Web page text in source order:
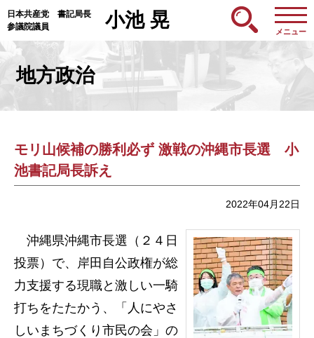
日本共産党 書記局長
参議院議員
小池 晃
メニュー
地方政治
モリ山候補の勝利必ず 激戦の沖縄市長選 小
池書記局長訴え
2022年04月22日
沖縄県沖縄市長選（２４日
投票）で、岸田自公政権が総
力支援する現職と激しい一騎
打ちをたたかう、「人にやさ
しいまちづくり市民の会」の